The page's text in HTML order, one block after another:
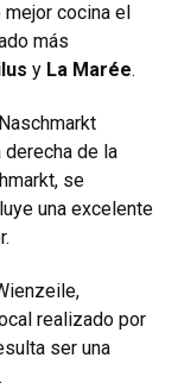
cocina el
más
y La Marée.
de la
se
una excelente
realizado por
ser una